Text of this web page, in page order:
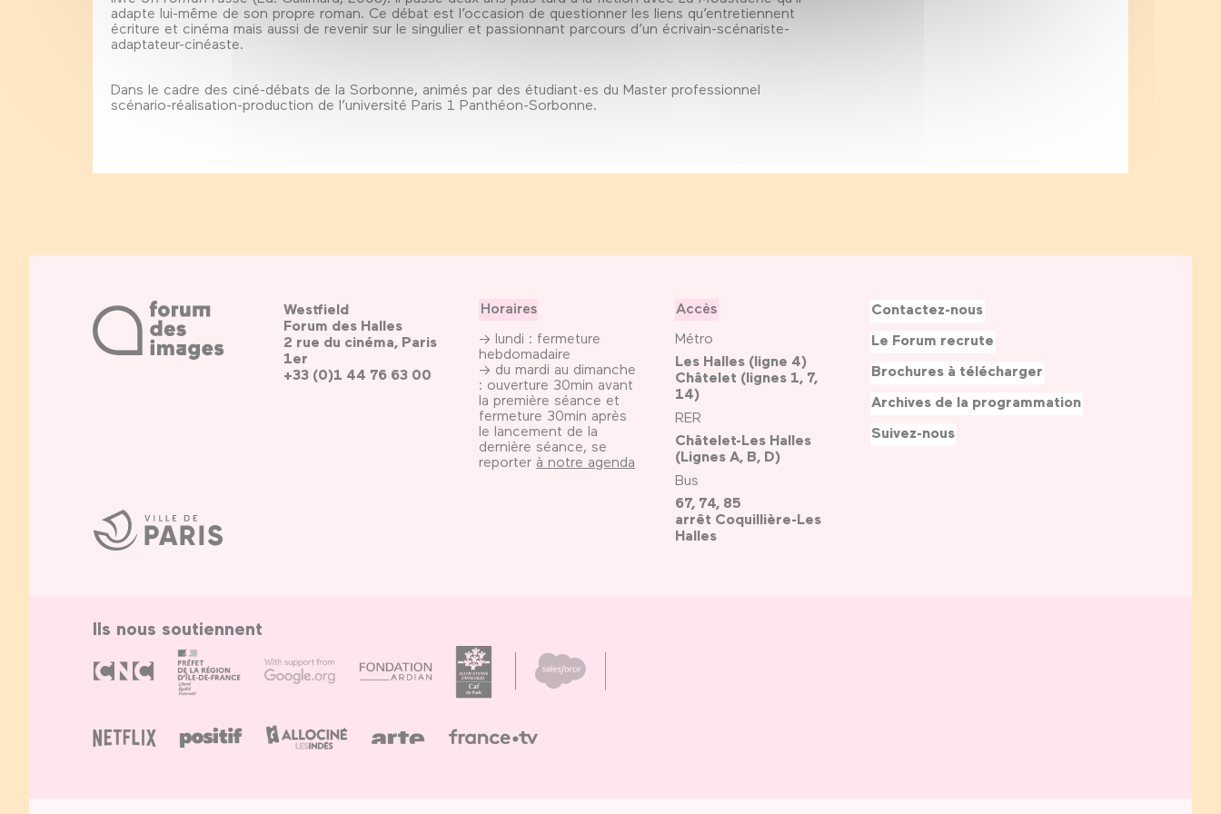
adapte lui-même de son propre roman. Ce débat est l’occasion de questionner les liens qu’entretiennent
écriture et cinéma mais aussi de revenir sur le singulier et passionnant parcours d’un écrivain-scénariste-
adaptateur-cinéaste.
Dans le cadre des ciné-débats de la Sorbonne, animés par des étudiant·es du Master professionnel
scénario-réalisation-production de l’université Paris 1 Panthéon-Sorbonne.
Ville
de
Paris
Westfield
Forum des Halles
2 rue du cinéma, Paris
1er
+33 (0)1 44 76 63 00
Horaires
→ lundi : fermeture
hebdomadaire
→ du mardi au dimanche
: ouverture 30min avant
la première séance et
fermeture 30min après
le lancement de la
dernière séance, se
reporter à notre agenda
Accès
Métro
Les Halles (ligne 4)
Châtelet (lignes 1, 7,
14)
RER
Châtelet-Les Halles
(Lignes A, B, D)
Bus
67, 74, 85
arrêt Coquillière-Les
Halles
Contactez-nous
Le Forum recrute
Brochures à télécharger
Archives de la programmation
Suivez-nous
Ils nous soutiennent